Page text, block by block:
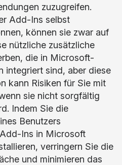
zuzugreifen.
Add-Ins selbst
können sie zwar auf
nützliche zusätzliche
die in Microsoft-
integriert sind, aber diese
kann Risiken für Sie mit
sie nicht sorgfältig
Indem Sie die
Benutzers
Ins in Microsoft
verringern Sie die
und minimieren das